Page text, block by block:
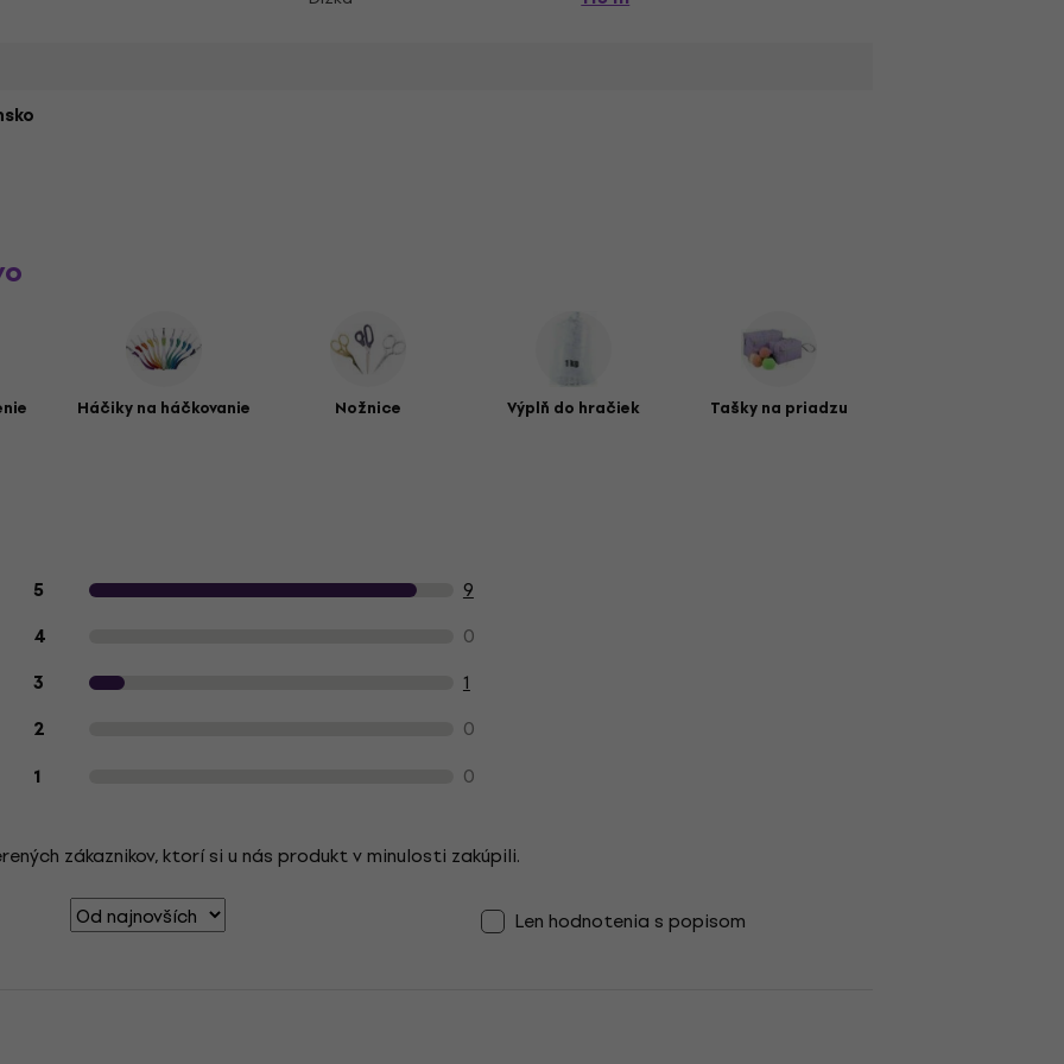
Háčiky na háčkovanie Nožnice Výplň do hračiek Tašky na priadzu
Hodnotenie produktu zákazníkmi
5 9
4 0
3 1
2 0
1 0
zákaznikov, ktorí si u nás produkt v minulosti zakúpili.
Len hodnotenia s popisom